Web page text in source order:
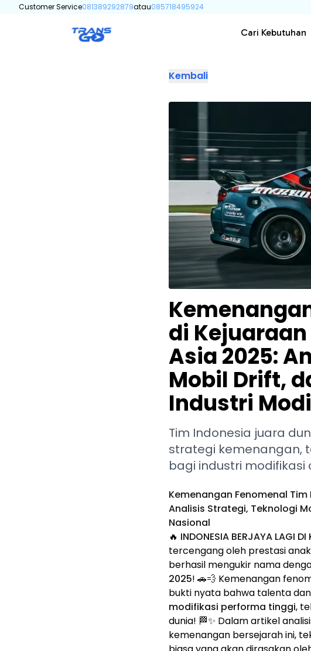
Customer Service081389292879atau085718495924
Cari Kebutuhan
Kembali
di
Asia 2025:
Mobil Drift,
Industri
Tim Indonesia juara
strategi kemenangan,
bagi industri
Kemenangan Fenomenal
Analisis Strategi, Teknologi
Nasional
🔥 INDONESIA BERJAYA LAGI
tercengang oleh prestasi
berhasil mengukir nama
2025! 🚗💨 Kemenangan
bukti nyata bahwa talenta
modifikasi performa tinggi,
dunia! 🏁✨ Dalam artikel
kemenangan bersejarah ini,